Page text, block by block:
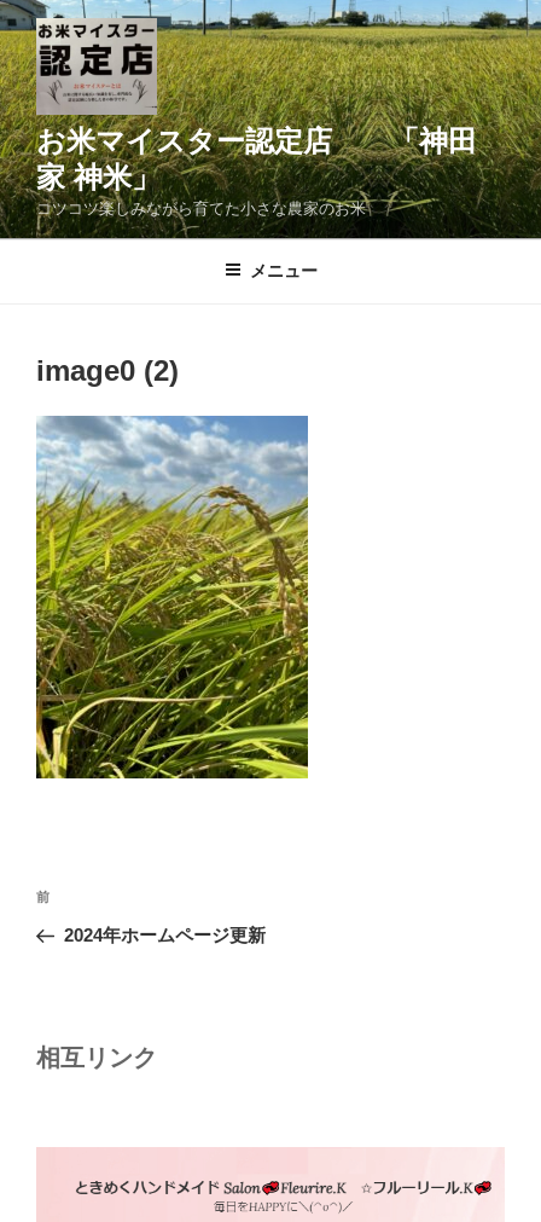
コ
ン
テ
ン
ツ
へ
ス
キ
ッ
お米マイスター認定店 「神田
家 神米」
コツコツ楽しみながら育てた小さな農家のお米
メニュー
image0 (2)
投
ナ
ー
ン
前
の
前
2024年ホームページ更新
相互リンク